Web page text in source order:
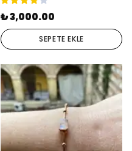
₺ 3,000.00
SEPETE EKLE